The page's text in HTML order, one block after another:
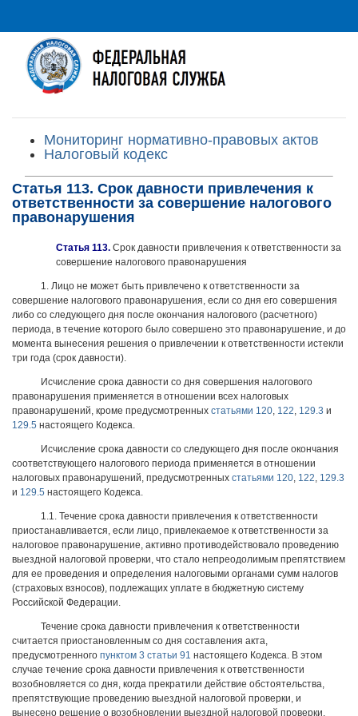
Мониторинг нормативно-правовых актов
Налоговый кодекс
Статья 113. Срок давности привлечения к
ответственности за совершение налогового
правонарушения
Статья 113. Срок давности привлечения к ответственности за
совершение налогового правонарушения
1. Лицо не может быть привлечено к ответственности за
совершение налогового правонарушения, если со дня его совершения
либо со следующего дня после окончания налогового (расчетного)
периода, в течение которого было совершено это правонарушение, и до
момента вынесения решения о привлечении к ответственности истекли
три года (срок давности).
Исчисление срока давности со дня совершения налогового
правонарушения применяется в отношении всех налоговых
правонарушений, кроме предусмотренных статьями 120, 122, 129.3 и
129.5 настоящего Кодекса.
Исчисление срока давности со следующего дня после окончания
соответствующего налогового периода применяется в отношении
налоговых правонарушений, предусмотренных статьями 120, 122, 129.3
и 129.5 настоящего Кодекса.
1.1. Течение срока давности привлечения к ответственности
приостанавливается, если лицо, привлекаемое к ответственности за
налоговое правонарушение, активно противодействовало проведению
выездной налоговой проверки, что стало непреодолимым препятствием
для ее проведения и определения налоговыми органами сумм налогов
(страховых взносов), подлежащих уплате в бюджетную систему
Российской Федерации.
Течение срока давности привлечения к ответственности
считается приостановленным со дня составления акта,
предусмотренного пунктом 3 статьи 91 настоящего Кодекса. В этом
случае течение срока давности привлечения к ответственности
возобновляется со дня, когда прекратили действие обстоятельства,
препятствующие проведению выездной налоговой проверки, и
вынесено решение о возобновлении выездной налоговой проверки.